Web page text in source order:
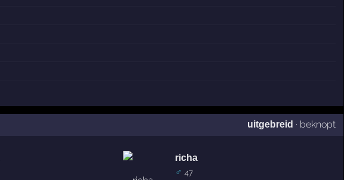
uitgebreid · beknopt
richa
♂ 47